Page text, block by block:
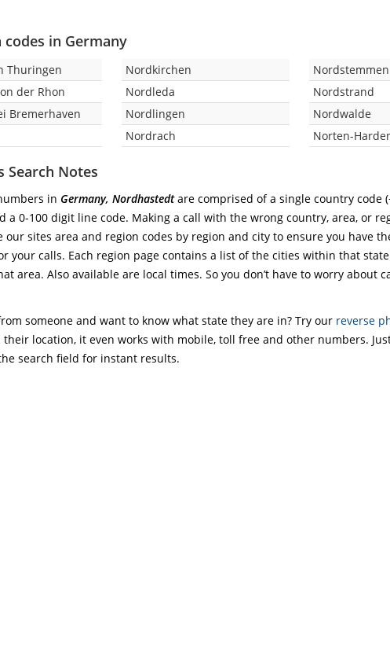
codes in Germany
Thuringen
der Rhon
Bremerhaven
Nordkirchen
Nordleda
Nordlingen
Nordrach
Nordstemmen
Nordstrand
Nordwalde
Norten-
Search Notes
in Germany, Nordhastedtare comprised of a single country code
a 0-100 digit line code. Making a call with the wrong country, area, or
our sites area and region codes by region and city to ensure you have
your calls. Each region page contains a list of the cities within that
area. Also available are local times. So you don’t have to worry about
someone and want to know what state they are in? Try our reverse
their location, it even works with mobile, toll free and other numbers.
search field for instant results.